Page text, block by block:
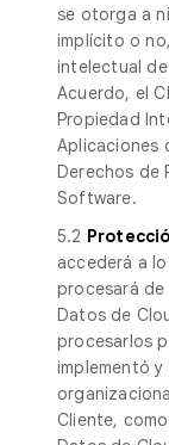
se otorga a
implícito o
intelectual
Acuerdo, el
Propiedad
Aplicaciones
Derechos de
Software.
5.2
accederá a
procesará
Datos de
procesarlos
implementó
Cliente,